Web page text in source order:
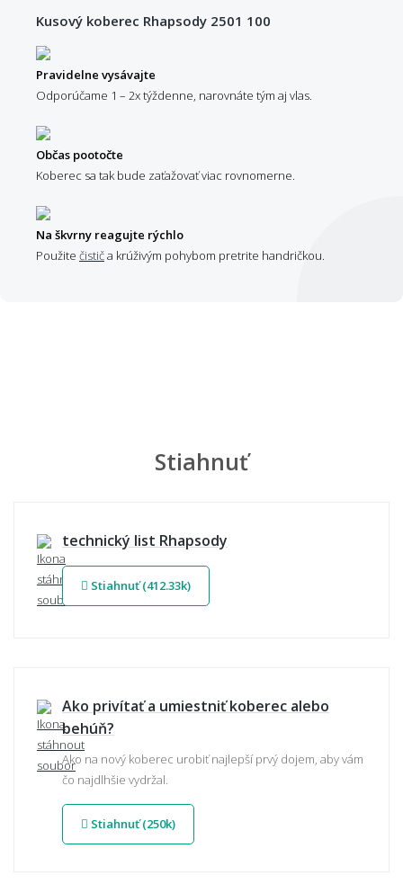
Kusový koberec Rhapsody 2501 100
Pravidelne vysávajte
Odporúčame 1 – 2x týždenne, narovnáte tým aj vlas.
Občas pootočte
Koberec sa tak bude zaťažovať viac rovnomerne.
Na škvrny reagujte rýchlo
Použite čističa krúživým pohybom pretrite handričkou.
Stiahnuť
technický list Rhapsody
Stiahnuť (412.33k)
Ako privítať a umiestniť koberec alebo
behúň?
Ako na nový koberec urobiť najlepší prvý dojem, aby vám
čo najdlhšie vydržal.
Stiahnuť (250k)